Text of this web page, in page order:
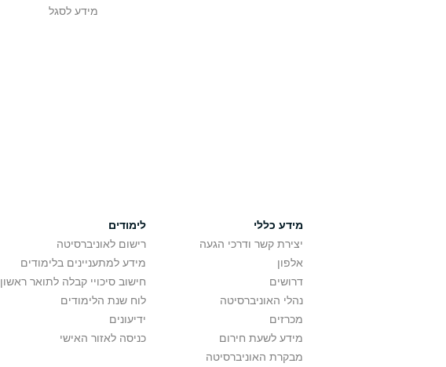
מידע לסגל
מידע כללי
יצירת קשר ודרכי הגעה
אלפון
דרושים
נהלי האוניברסיטה
מכרזים
מידע לשעת חירום
מבקרת האוניברסיטה
לימודים
רישום לאוניברסיטה
מידע למתעניינים בלימודים
חישוב סיכויי קבלה לתואר ראשון
לוח שנת הלימודים
ידיעונים
כניסה לאזור האישי